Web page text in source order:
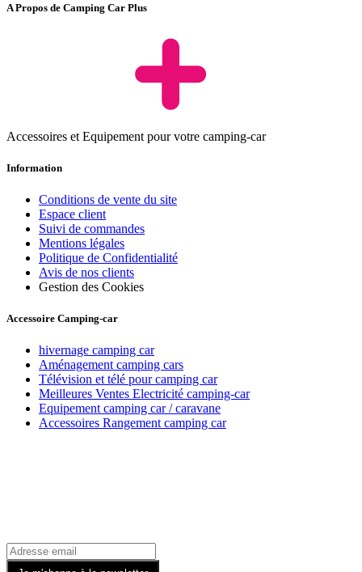
A Propos de Camping Car Plus
Accessoires et Equipement pour votre camping-car
Information
Conditions de vente du site
Espace client
Suivi de commandes
Mentions légales
Politique de Confidentialité
Avis de nos clients
Gestion des Cookies
Accessoire Camping-car
hivernage camping car
Aménagement camping cars
Télévision et télé pour camping car
Meilleures Ventes Electricité camping-car
Equipement camping car / caravane
Accessoires Rangement camping car